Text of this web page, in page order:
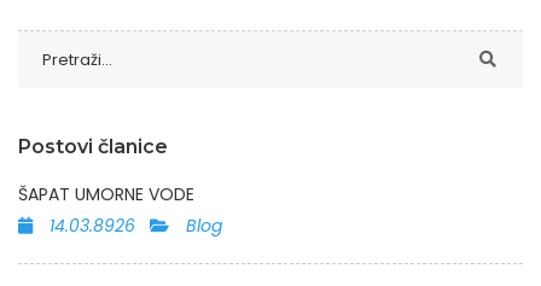
Postovi članice
ŠAPAT UMORNE VODE
14.03.8926
Blog